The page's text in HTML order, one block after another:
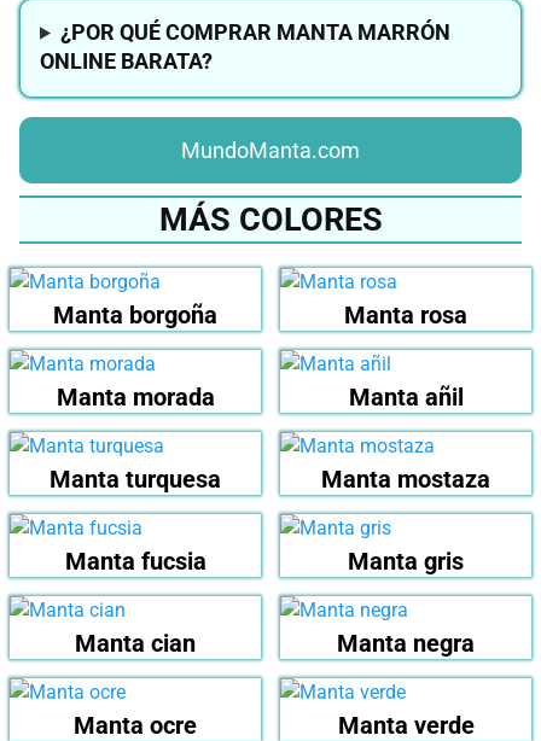
¿POR QUÉ COMPRAR MANTA MARRÓN
ONLINE BARATA?
MundoManta.com
MÁS COLORES
Manta borgoña Manta rosa
Manta morada Manta añil
Manta turquesa Manta mostaza
Manta fucsia Manta gris
Manta cian Manta negra
Manta ocre Manta verde